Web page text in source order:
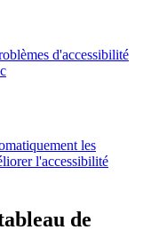
d'accessibilité
les
l'accessibilité
de